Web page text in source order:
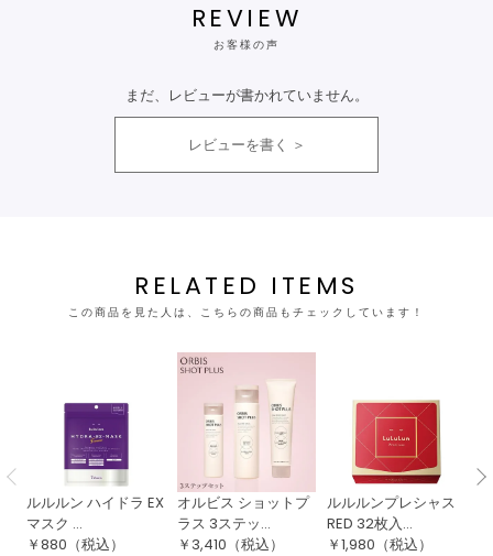
REVIEW
お客様の声
まだ、レビューが書かれていません。
レビューを書く
RELATED ITEMS
この商品を見た人は、こちらの商品もチェックしています！
ルルルン ハイドラ EX
マスク ...
￥880 （税込）
オルビス ショットプ
ラス 3ステッ...
￥ 3,410 （税込）
ルルルンプレシャス
RED 32枚入...
￥1,980 （税込）